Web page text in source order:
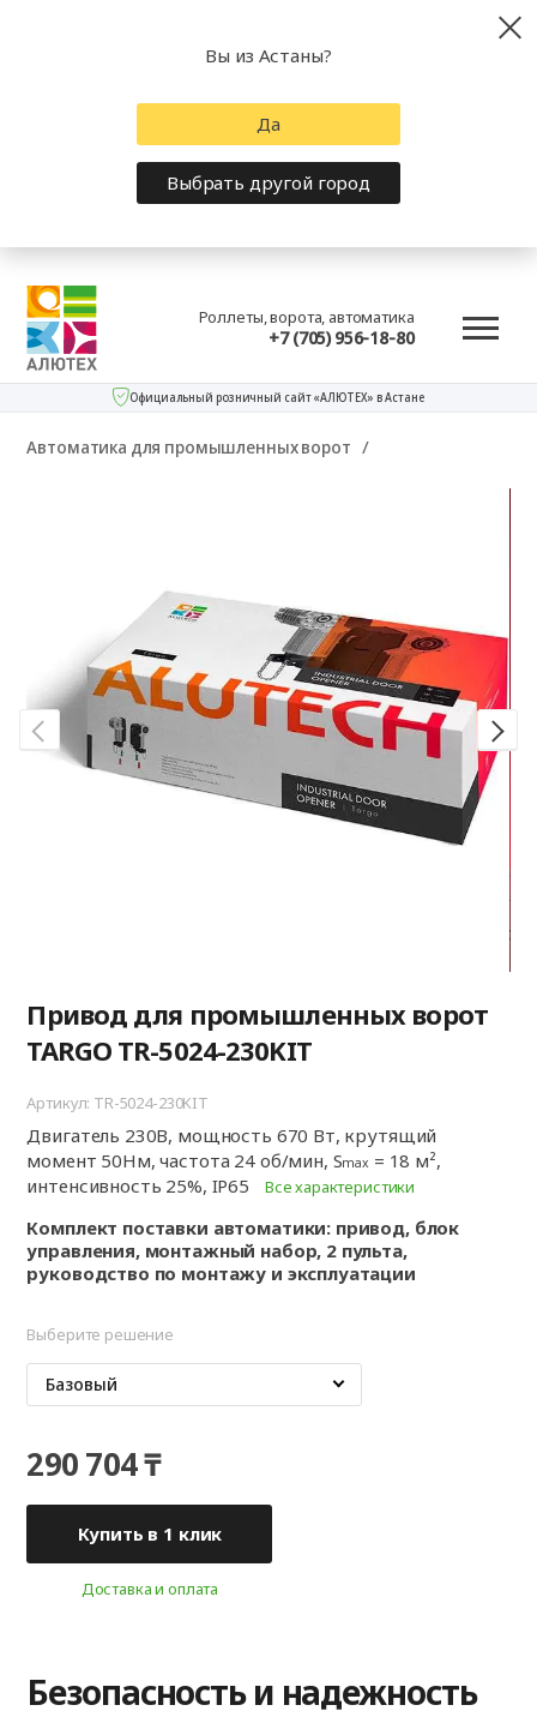
Роллеты, ворота, автоматика
+7 (705) 956-18-80
Официальный розничный сайт «АЛЮТЕХ» в Астане
Автоматика для промышленных ворот
Привод для промышленных ворот
TARGO TR-5024-230KIT
Артикул: TR-5024-230KIT
Двигатель 230В, мощность 670 Вт, крутящий
момент 50Нм, частота 24 об/мин, Smax = 18 м²,
интенсивность 25%, IP65
Все характеристики
Комплект поставки автоматики: привод, блок
управления, монтажный набор, 2 пульта,
руководство по монтажу и эксплуатации
Выберите решение
Базовый
290 704 ₸
Купить в 1 клик
Доставка и оплата
Безопасность и надежность
Вы из Астаны?
Да
Выбрать другой город